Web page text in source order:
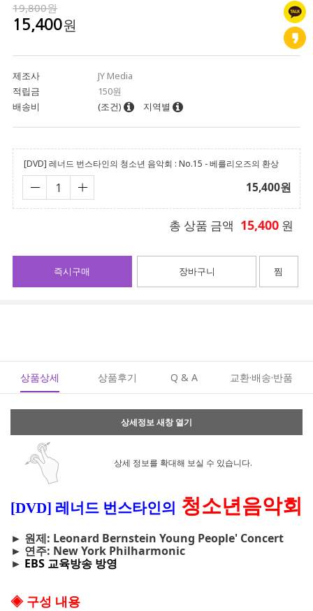
19,800원
15,400원
제조사
JY Media
적립금
150원
배송비
(조건) 지역별
[DVD] 레너드 번스타인의 청소년 음악회 : No.15 - 베를리오즈의 환상
15,400원
총 상품 금액 15,400 원
장바구니
즉시구매 찜
상품상세 상품후기 Q & A 교환·배송·반품
상세정보 새창 열기
상세 정보를 확대해 보실 수 있습니다.
[DVD] 레너드 번스타인의 청소년음악회
► 원제: Leonard Bernstein Young People' Concert
► 연주: New York Philharmonic
► EBS 교육방송 방영
◈ 구성 내용